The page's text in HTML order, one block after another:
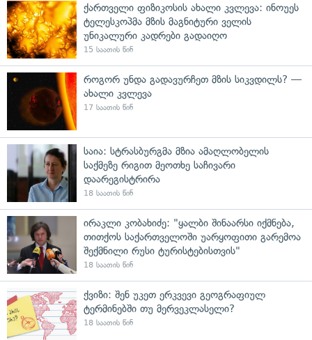
ქართველი ფიზიკოსის ახალი კვლევა: ინოუეს
ტელესკოპმა მზის მაგნიტური ველის
უნიკალური კადრები გადაიღო
15 საათის წინ
როგორ უნდა გადავურჩეთ მზის სიკვდილს? —
ახალი კვლევა
17 საათის წინ
საია: სტრასბურგმა მზია ამაღლობელის
საქმეზე რიგით მეოთხე საჩივარი
დაარეგისტრირა
18 საათის წინ
ირაკლი კობახიძე: "ყალბი შინაარსი იქმნება,
თითქოს საქართველოში უარყოფითი გარემოა
შექმნილი რუსი ტურისტებისთვის"
18 საათის წინ
ქვიზი: შენ უკეთ ერკვევი გეოგრაფიულ
ტერმინებში თუ მერვეკლასელი?
18 საათის წინ